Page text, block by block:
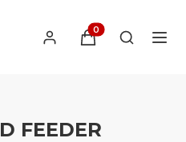
Produkty w
Otwórz
FEEDER